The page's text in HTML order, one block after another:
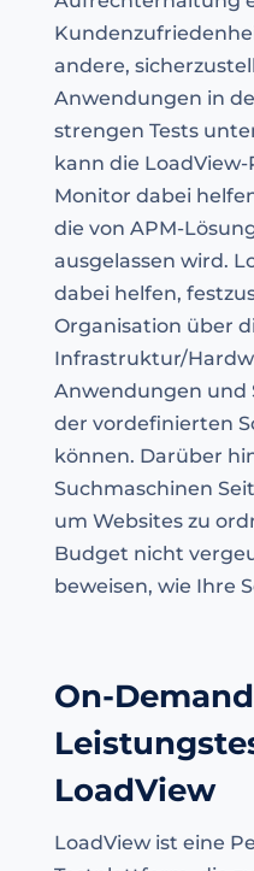
andere,
Anwendungen in
strengen Tests
kann die
Monitor dabei
die von APM-
ausgelassen wird.
dabei helfen,
Organisation über
Infrastruktur/
Anwendungen und
der vordefinierten
können. Darüber
Suchmaschinen
um Websites zu
Budget nicht
beweisen, wie Ihre
On-
LoadView
LoadView ist eine